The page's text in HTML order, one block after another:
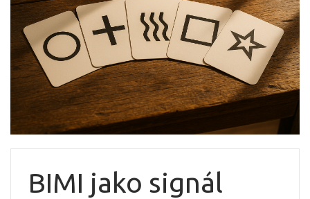
BIMI jako signál